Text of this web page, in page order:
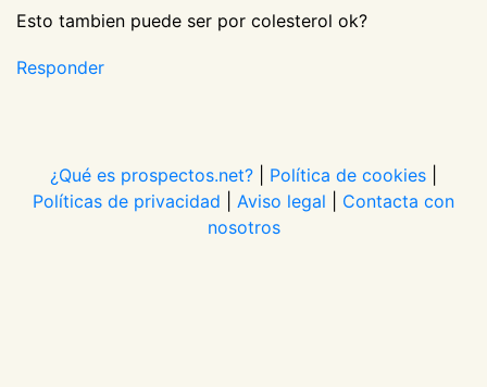
Esto tambien puede ser por colesterol ok?
Responder
¿Qué es prospectos.net? Política de cookies
Políticas de privacidad
Aviso legal
Contacta con
nosotros